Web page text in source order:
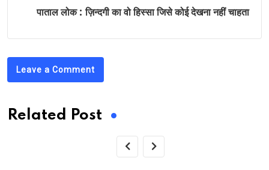
पाताल लोक : ज़िन्दगी का वो हिस्सा जिसे कोई देखना नहीं चाहता
Leave a Comment
Related Post